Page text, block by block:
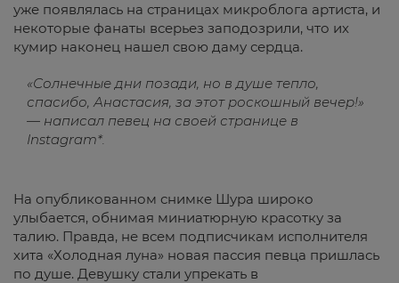
уже появлялась на страницах микроблога артиста, и
некоторые фанаты всерьез заподозрили, что их
кумир наконец нашел свою даму сердца.
«Солнечные дни позади, но в душе тепло,
спасибо, Анастасия, за этот роскошный вечер!»
— написал певец на своей странице в
Instagram*.
На опубликованном снимке Шура широко
улыбается, обнимая миниатюрную красотку за
талию. Правда, не всем подписчикам исполнителя
хита «Холодная луна» новая пассия певца пришлась
по душе. Девушку стали упрекать в